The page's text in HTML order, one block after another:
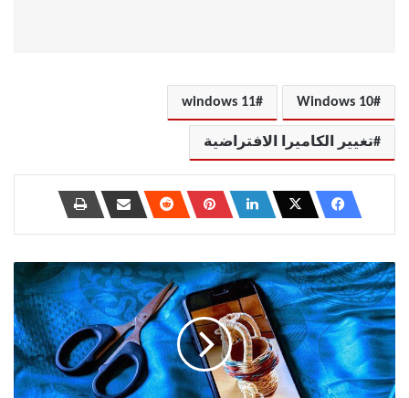
Windows 10
windows 11
تغيير الكاميرا الافتراضية
8
طرق
لإصلاح
عدم
عمل
iOS
16